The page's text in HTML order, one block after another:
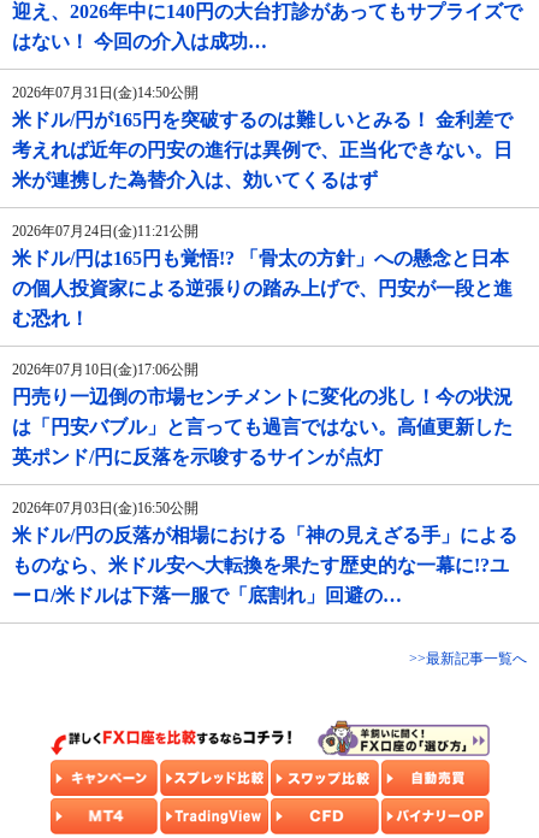
迎え、2026年中に140円の大台打診があってもサプライズで
はない！ 今回の介入は成功…
2026年07月31日(金)14:50公開
米ドル/円が165円を突破するのは難しいとみる！ 金利差で
考えれば近年の円安の進行は異例で、正当化できない。日
米が連携した為替介入は、効いてくるはず
2026年07月24日(金)11:21公開
米ドル/円は165円も覚悟!? 「骨太の方針」への懸念と日本
の個人投資家による逆張りの踏み上げで、円安が一段と進
む恐れ！
2026年07月10日(金)17:06公開
円売り一辺倒の市場センチメントに変化の兆し！今の状況
は「円安バブル」と言っても過言ではない。高値更新した
英ポンド/円に反落を示唆するサインが点灯
2026年07月03日(金)16:50公開
米ドル/円の反落が相場における「神の見えざる手」による
ものなら、米ドル安へ大転換を果たす歴史的な一幕に!?ユ
ーロ/米ドルは下落一服で「底割れ」回避の…
>>最新記事一覧へ